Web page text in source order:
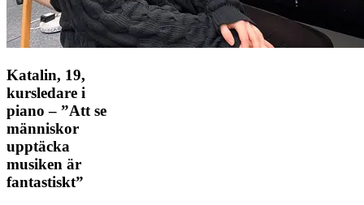
Katalin, 19,
kursledare i
piano – ”Att se
människor
upptäcka
musiken är
fantastiskt”